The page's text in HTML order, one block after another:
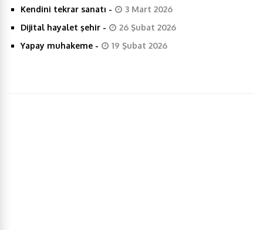
o e d A
Kendini tekrar sanatı -
3 Mart 2026
Dijital hayalet şehir -
26 Şubat 2026
Yapay muhakeme - 19 Şubat 2026